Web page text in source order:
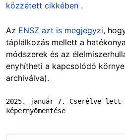
közzétett cikkében .
Az ENSZ azt is megjegyzi,
táplálkozás mellett a
módszerek és az
enyhítheti a kapcsolódó
archiválva).
2025. január 7. Cserélve lett
képernyőmentése